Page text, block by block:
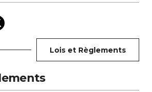
Lois et Règlements